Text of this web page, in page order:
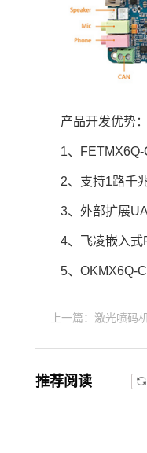
产品开发优势：
1、
2、支持1路千
3、外部扩展
4、 飞凌嵌入式
5、OKMX6Q-C
上一篇：激光喷码
推荐阅读